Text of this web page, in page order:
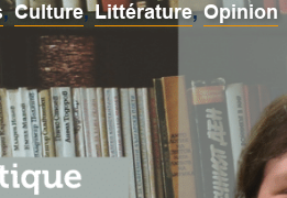
,Culture,Littérature,Opinion